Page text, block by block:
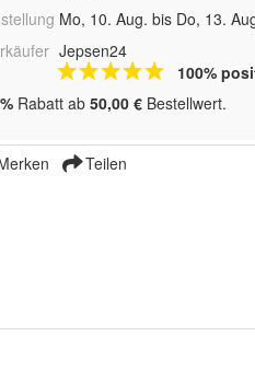
Mo, 10. Aug. bis Do, 13.
Jepsen24
100%
Rabatt ab 50,00 € Bestellwert.
Teilen